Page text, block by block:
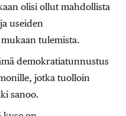
olisi ollut mahdollista
useiden
tulemista.
demokratiatunnustus
jotka tuolloin
sanoo.